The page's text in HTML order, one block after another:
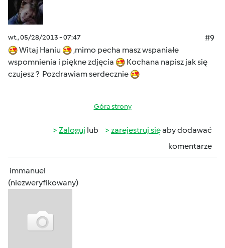
wt., 05/28/2013 - 07:47
#9
Witaj Haniu
,mimo pecha masz wspaniałe
wspomnienia i piękne zdjęcia
Kochana napisz jak się
czujesz ? Pozdrawiam serdecznie
Góra strony
Zaloguj lub zarejestruj sięaby dodawać
komentarze
immanuel
(niezweryfikowany)